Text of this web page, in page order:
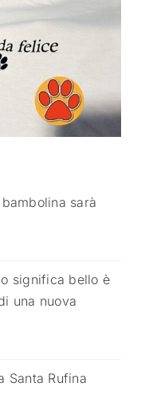
sarà
significa bello è
una nuova
Santa Rufina